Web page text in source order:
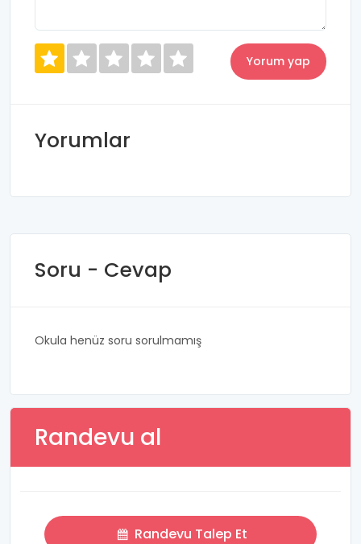
Yorumlar
Soru - Cevap
Okula henüz soru sorulmamış
Randevu al
Randevu Talep Et